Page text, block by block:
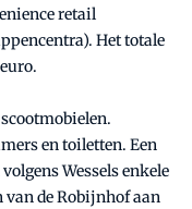
retail
Het totale
en toiletten. Een
Wessels enkele
de Robijnhof aan